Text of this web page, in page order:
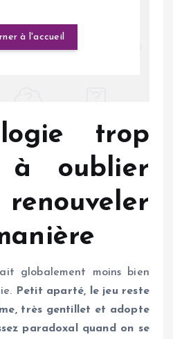
trop
à oublier
globalement moins bien
Petit aparté, le jeu reste
très gentillet et adopte
paradoxal quand on se